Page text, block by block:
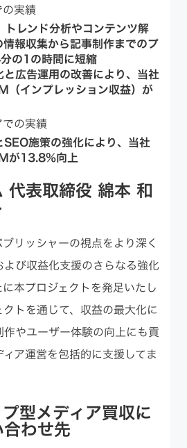
実績
レンド分析やコンテンツ解
情報収集から記事制作までのプ
の1の時間に短縮
広告運用の改善により、 当社
（インプレッション収益）が
の実績
施策の強化により、 当社
が13.8%向上
表取締役 綿本 和
リッシャーの視点をより深く
び収益化支援のさらなる強化
本プロジェクトを発足いたし
トを通じて、収益の最大化に
やユーザー体験の向上にも貢
ア運営を包括的に支援してま
型メディア買収に
わせ先